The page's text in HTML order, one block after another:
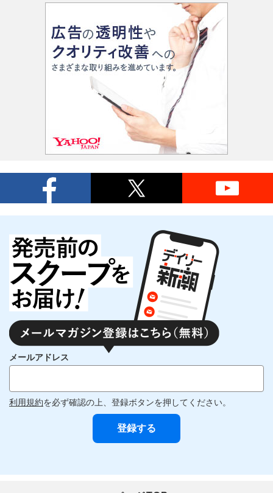
メールアドレス
利用規約を必ず確認の上、登録ボタンを押してください。